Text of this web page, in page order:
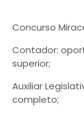
Concurso
Contador:
superior;
Auxiliar
completo;